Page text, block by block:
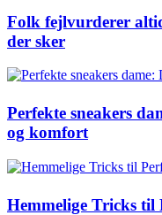
Folk fejlvurderer
der sker
Perfekte sneakers
og komfort
Hemmelige Tricks